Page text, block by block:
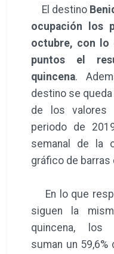
El destino
ocupación los
octubre, con lo
puntos el
quincena.
destino se
de los valores
periodo de
semanal de la
gráfico de barras
En lo que
siguen la
quincena, los
suman un